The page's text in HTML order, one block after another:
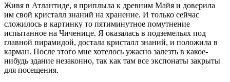
Живя в Атлантиде, я приплыла к древним Майя и доверила
им свой кристалл знаний на хранение. И только сейчас
сложилось в картинку то пятиминутное помутнение
испытанное на Чиченице. Я оказалась в подземельях под
главной пирамидой, достала кристалл знаний, и положила в
карман. После этого мне хотелось ужасно залезть в какое-
нибудь здание незаконно, так как там все экспонаты закрыты
для посещения.